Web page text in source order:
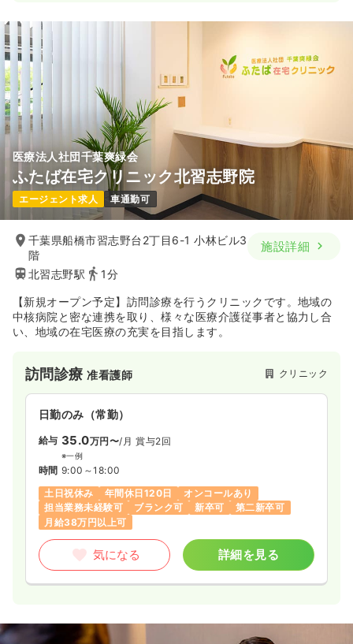
給与
時間
4週8休以上
月給31万円以上可
気になる
日勤のみ（パート） 一時募集休止
給与 お問い合わせください
時間 9:30～21:30
医療法人社団千葉爽緑会
ふたば在宅クリニック北習志野院
エージェント求人 車通勤可
千葉県船橋市習志野台2丁目6-1 小林ビル3
階
北習志野駅
1分
施設詳細
【新規オープン予定】訪問診療を行うクリニックです。地域の
中核病院と密な連携を取り、様々な医療介護従事者と協力し合
い、地域の在宅医療の充実を目指します。
訪問診療准看護師 クリニック
日勤のみ（常勤）
給与 35.0万円〜/月 賞与2回
※一例
時間 9:00～18:00
土日祝休み
年間休日120日
オンコールあり
担当業務未経験可
ブランク可 新卒可
第二新卒可
月給38万円以上可
気になる 詳細を見る